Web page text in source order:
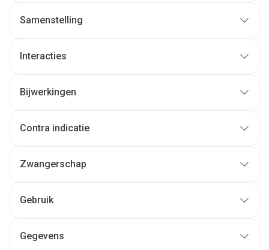
Samenstelling
Interacties
Bijwerkingen
Contra indicatie
Zwangerschap
Gebruik
Gegevens